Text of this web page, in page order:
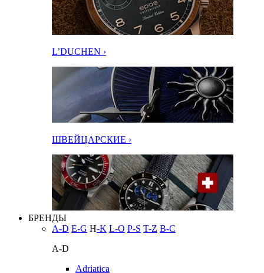
L’DUCHEN ›
ШВЕЙЦАРСКИЕ ›
БРЕНДЫ
A-D E-G H-K L-O P-S T-Z В-С
A-D
Adriatica